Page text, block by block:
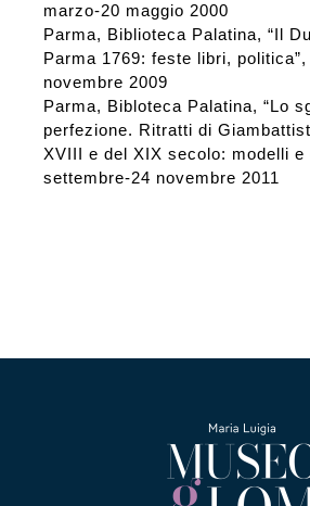
marzo-20 maggio 2000
Parma, Biblioteca Palatina, “Il
Parma 1769: feste libri,
novembre 2009
Parma, Bibloteca Palatina, “Lo
perfezione. Ritratti di
XVIII e del XIX secolo: modelli e
settembre-24 novembre 2011